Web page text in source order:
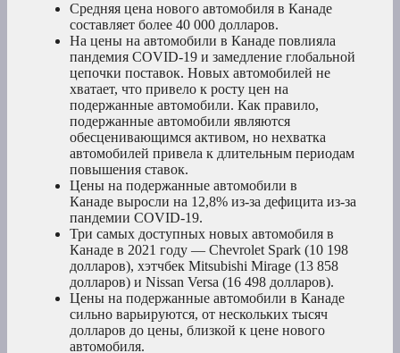
Средняя цена нового автомобиля в Канаде
составляет более 40 000 долларов.
На цены на автомобили в Канаде повлияла
пандемия COVID-19 и замедление глобальной
цепочки поставок. Новых автомобилей не
хватает, что привело к росту цен на
подержанные автомобили. Как правило,
подержанные автомобили являются
обесценивающимся активом, но нехватка
автомобилей привела к длительным периодам
повышения ставок.
Цены на подержанные автомобили в
Канаде выросли на 12,8% из-за дефицита из-за
пандемии COVID-19.
Три самых доступных новых автомобиля в
Канаде в 2021 году — Chevrolet Spark (10 198
долларов), хэтчбек Mitsubishi Mirage (13 858
долларов) и Nissan Versa (16 498 долларов).
Цены на подержанные автомобили в Канаде
сильно варьируются, от нескольких тысяч
долларов до цены, близкой к цене нового
автомобиля.